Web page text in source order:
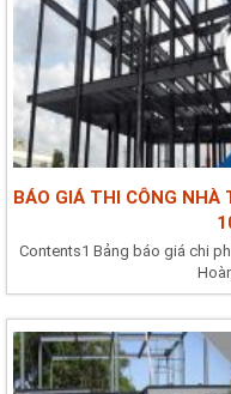
BÁO GIÁ THI CÔNG
Contents1 Bảng báo giá chi